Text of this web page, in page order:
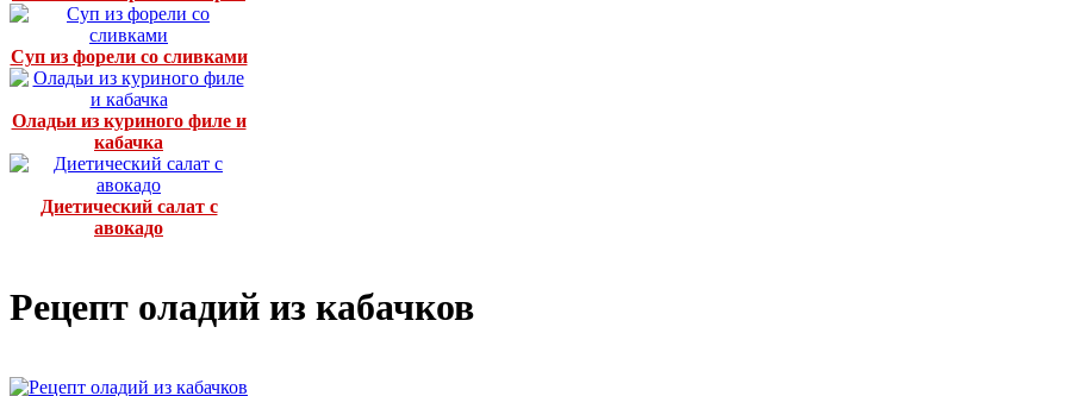
Суп из форели со сливками
Оладьи из куриного филе и
кабачка
Диетический салат с
авокадо
Рецепт оладий из кабачков